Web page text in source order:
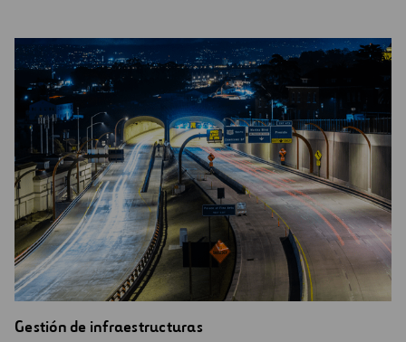
Gestión de infraestructuras